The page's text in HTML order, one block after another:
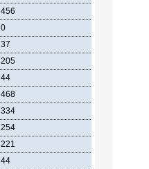
456
0
37
205
44
468
334
254
221
44